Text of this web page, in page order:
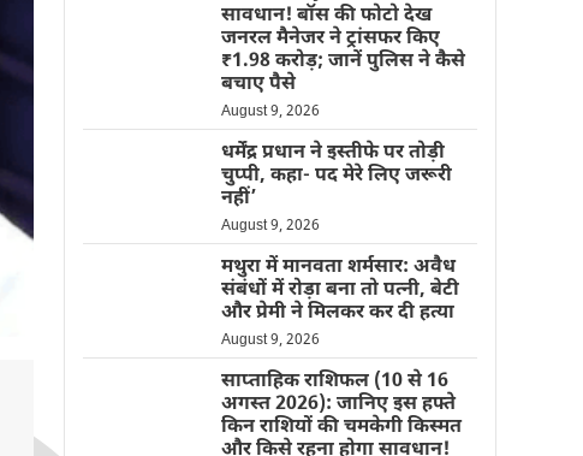
सावधान! बॉस की फोटो देख
जनरल मैनेजर ने ट्रांसफर किए
₹1.98 करोड़; जानें पुलिस ने कैसे
बचाए पैसे
August 9, 2026
धर्मेंद्र प्रधान ने इस्तीफे पर तोड़ी
चुप्पी, कहा- पद मेरे लिए जरूरी
नहीं’
August 9, 2026
मथुरा में मानवता शर्मसार: अवैध
संबंधों में रोड़ा बना तो पत्नी, बेटी
और प्रेमी ने मिलकर कर दी हत्या
August 9, 2026
साप्ताहिक राशिफल (10 से 16
अगस्त 2026): जानिए इस हफ्ते
किन राशियों की चमकेगी किस्मत
और किसे रहना होगा सावधान!